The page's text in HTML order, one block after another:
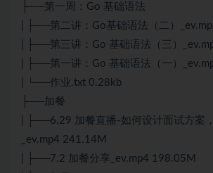
├──第一周：Go 基础语法
| ├──第二讲：Go基础语法（二）
| ├──第三讲：Go 基础语法（三）
| ├──第一讲：Go 基础语法（一）
| └──作业.txt 0.28kb
├──加餐
| ├──6.29 加餐直播-如何设计面试方案
_ev.mp4 241.14M
| ├──7.2 加餐分享_ev.mp4 198.05M